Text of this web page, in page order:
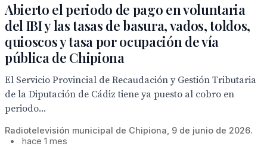
Abierto el periodo de pago en voluntaria
del IBI y las tasas de basura, vados, toldos,
quioscos y tasa por ocupación de vía
pública de Chipiona
El Servicio Provincial de Recaudación y Gestión Tributaria
de la Diputación de Cádiz tiene ya puesto al cobro en
periodo...
Radiotelevisión municipal de Chipiona, 9 de junio de 2026.
•
hace 1 mes